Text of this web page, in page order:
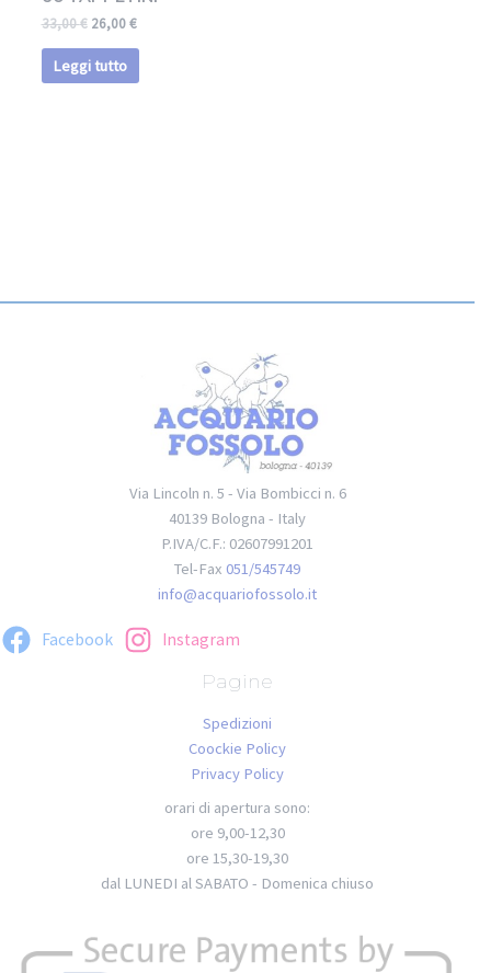
33,00€ 26,00€
Leggi tutto
Via Lincoln n. 5 - Via Bombicci n. 6
40139 Bologna - Italy
P.IVA/C.F.: 02607991201
Tel-Fax 051/545749
info@acquariofossolo.it
Facebook Instagram
Pagine
Spedizioni
Coockie Policy
Privacy Policy
orari di apertura sono:
ore 9,00-12,30
ore 15,30-19,30
dal LUNEDI al SABATO - Domenica chiuso